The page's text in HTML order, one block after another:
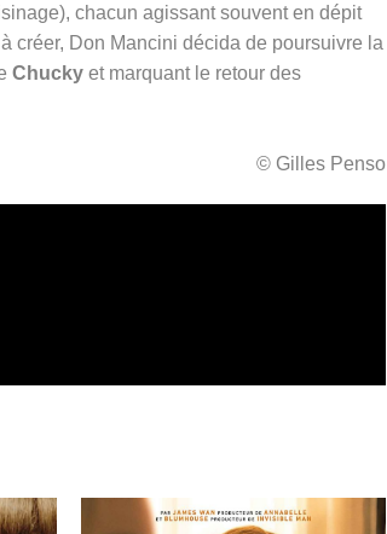
chacun agissant souvent en dépit
créer, Don Mancini décida de poursuivre la
Chucky et marquant le retour des
© Gilles Penso